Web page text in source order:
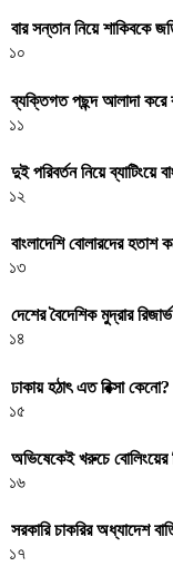
বার সন্তান নিয়ে শাকিবকে
১০
ব্যক্তিগত পছন্দ আলাদা করে
১১
দুই পরিবর্তন নিয়ে
১২
বাংলাদেশি বোলারদের হতাশ
১৩
দেশের বৈদেশিক মুদ্রার
১৪
ঢাকায় হঠাৎ এত রিক্সা কেনো?
১৫
অভিষেকেই খরুচে বোলিংয়ের
১৬
সরকারি চাকরির অধ্যাদেশ
১৭